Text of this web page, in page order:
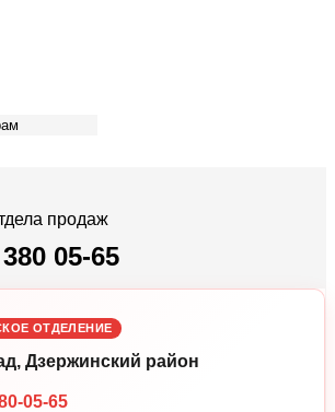
продаж
05-65
ОТДЕЛЕНИЕ
Дзержинский район
05-65